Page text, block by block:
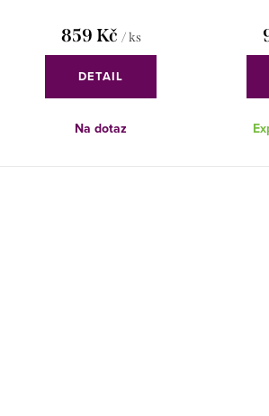
859 Kč / ks
DETAIL
Na dotaz